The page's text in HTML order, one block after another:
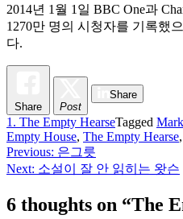
2014년 1월 1일 BBC One과
1270만 명의 시청자를 기록했
다.
Share Post
Share
1. The Empty HearseTagged
Empty House, The Empty Hearse,
글
탐
색
Previous: 은그릇
Next: 소설이 잘 안 읽히는 왓슨
6 thoughts on “The